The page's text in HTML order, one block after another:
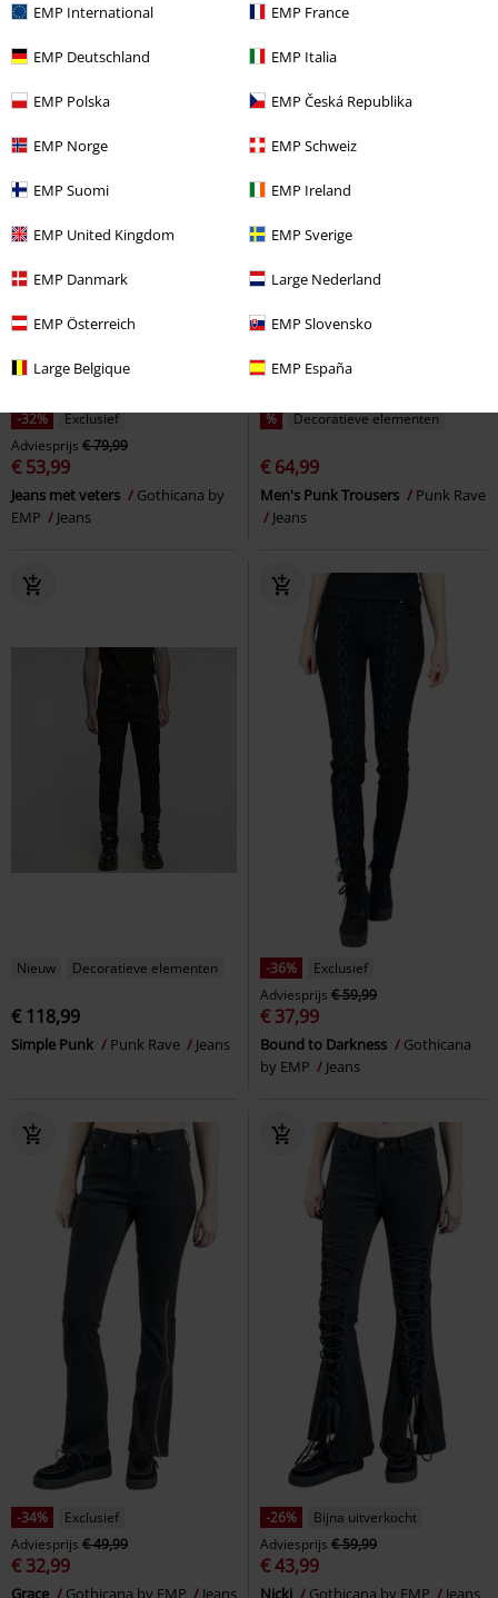
EMP International EMP France
EMP Deutschland EMP Italia
EMP Polska EMP Česká Republika
EMP Norge EMP Schweiz
EMP Suomi EMP Ireland
EMP United Kingdom EMP Sverige
EMP Danmark Large Nederland
EMP Österreich EMP Slovensko
Large Belgique EMP España
-32%
Exclusief
Adviesprijs € 79,99
€ 53,99
Jeans met veters
Gothicana by
EMP
Jeans
% Decoratieve elementen
€ 64,99
Men's Punk Trousers
Punk Rave
Jeans
Nieuw Decoratieve elementen
€ 118,99
Simple Punk Punk Rave Jeans
-36%
Exclusief
Adviesprijs € 59,99
€ 37,99
Bound to Darkness
Gothicana
by EMP
Jeans
-34%
Exclusief
Adviesprijs € 49,99
€ 32,99
Grace Gothicana by EMP Jeans
-26%
Bijna uitverkocht
Adviesprijs € 59,99
€ 43,99
Nicki Gothicana by EMP Jeans